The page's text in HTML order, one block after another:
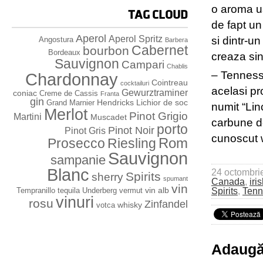
o aroma
de fapt
si dintr-
creaza
–
acelasi
numit
carbune
cunoscut
24
Canada,
Spirits,
TAG CLOUD
Angostura Aperol Aperol Spritz Barbera
Bordeaux bourbon Cabernet
Sauvignon Campari Chablis
Chardonnay cocktailuri Cointreau
coniac Creme de Cassis Franta Gewurztraminer
gin Grand Marnier Hendricks Lichior de soc
Martini Merlot Muscadet Pinot Grigio
Pinot Gris Pinot Noir porto
Prosecco Riesling Rom
sampanie Sauvignon
Blanc sherry Spirits spumant
Tempranillo tequila Underberg vermut vin alb vin
rosu vinuri votca whisky Zinfandel